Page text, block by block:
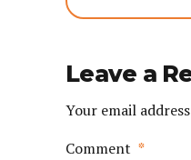
Leave a
Your email
Comment *